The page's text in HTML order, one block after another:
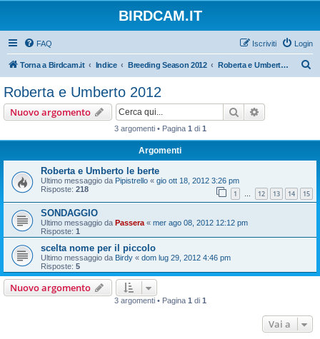
BIRDCAM.IT
FAQ Login
Iscriviti
Torna a Birdcam.it Indice Breeding Season 2012 Roberta e Umberto 2012
Roberta e Umberto 2012
Nuovo argomento Cerca
3 argomenti • Pagina 1 di 1
Argomenti
Roberta e Umberto le berte
Ultimo messaggio da Pipistrello « gio ott 18, 2012 3:26 pm
Risposte: 218 1 … 12 13 14 15
SONDAGGIO
Ultimo messaggio da Passera « mer ago 08, 2012 12:12 pm
Risposte: 1
scelta nome per il piccolo
Ultimo messaggio da Birdy « dom lug 29, 2012 4:46 pm
Risposte: 5
Nuovo argomento
3 argomenti • Pagina 1 di 1
Vai a